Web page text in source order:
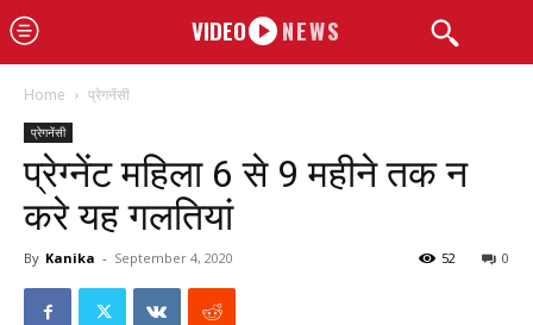
VIDEO NEWS
Home प्रेगनेंसी
प्रेगनेंसी
प्रेग्नेंट महिला 6 से 9 महीने तक न
करे यह गलतियां
By Kanika - September 4, 2020 0
52